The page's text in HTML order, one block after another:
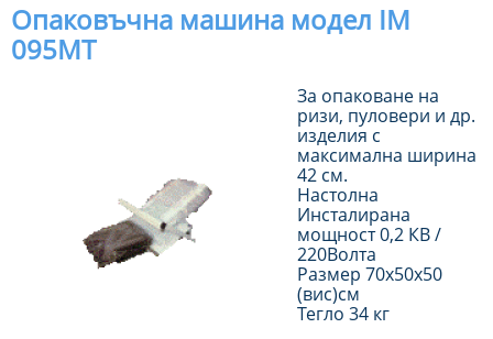
Опаковъчна машина модел IM
095MT
За опаковане на
ризи, пуловери и др.
изделия с
максимална ширина
42 см.
Настолна
Инсталирана
мощност 0,2 КВ /
220Волта
Размер 70х50х50
(вис)см
Тегло 34 кг